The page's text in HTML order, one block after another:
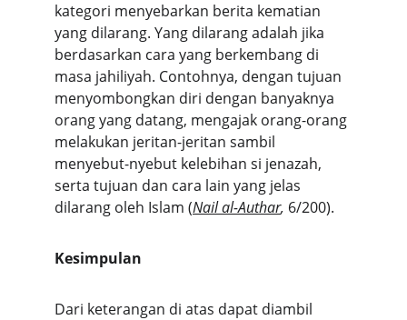
kategori menyebarkan berita kematian
yang dilarang. Yang dilarang adalah jika
berdasarkan cara yang berkembang di
masa jahiliyah. Contohnya, dengan tujuan
menyombongkan diri dengan banyaknya
orang yang datang, mengajak orang-orang
melakukan jeritan-jeritan sambil
menyebut-nyebut kelebihan si jenazah,
serta tujuan dan cara lain yang jelas
dilarang oleh Islam (Nail al-Authar, 6/200).
Kesimpulan
Dari keterangan di atas dapat diambil